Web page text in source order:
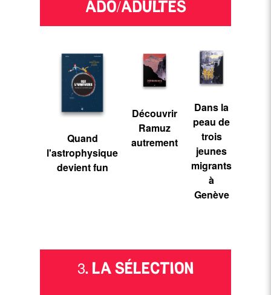
ADO/ADULTES
Quand
l'astrophysique
devient fun
Découvrir
Ramuz
autrement
Dans la
peau de
trois
jeunes
migrants
à
Genève
3. LA SÉLECTION